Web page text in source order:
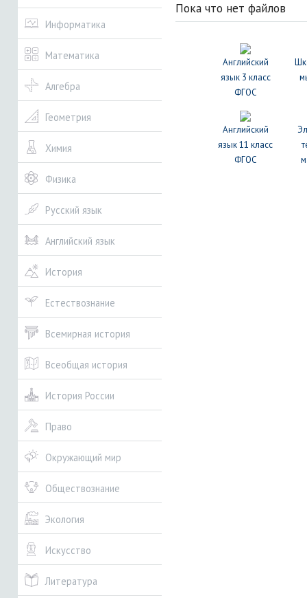
Информатика
Математика
Алгебра
Геометрия
Химия
Физика
Русский язык
Английский язык
История
Естествознание
Всемирная история
Всеобщая история
История России
Право
Окружающий мир
Обществознание
Экология
Искусство
Литература
Пока что нет файлов
Английский
язык 3 класс
ФГОС
Английский
язык 11 класс
ФГОС